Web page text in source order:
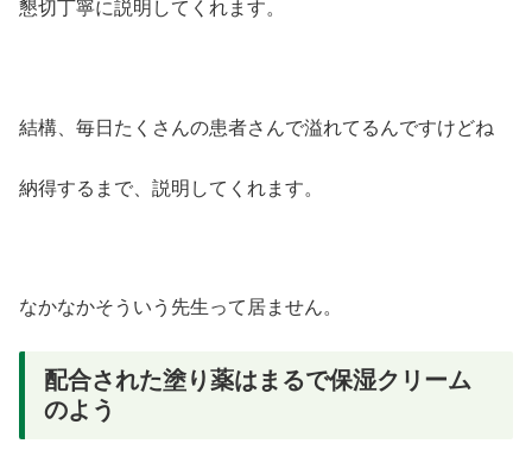
懇切丁寧に説明してくれます。
結構、毎日たくさんの患者さんで溢れてるんですけどね
納得するまで、説明してくれます。
なかなかそういう先生って居ません。
配合された塗り薬はまるで保湿クリーム
のよう